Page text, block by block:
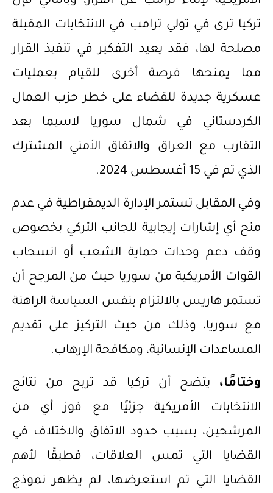
تركيا ترى في تولي ترامب في الانتخابات المقبلة
مصلحة لها، فقد يعيد التفكير في تنفيذ القرار
مما يمنحها فرصة أخرى للقيام بعمليات
عسكرية جديدة للقضاء على خطر حزب العمال
الكردستاني في شمال سوريا لاسيما بعد
التقارب مع العراق والاتفاق الأمني المشترك
الذي تم في 15 أغسطس 2024.
وفي المقابل تستمر الإدارة الديمقراطية في عدم
منح أي إشارات إيجابية للجانب التركي بخصوص
وقف دعم وحدات حماية الشعب أو انسحاب
القوات الأمريكية من سوريا حيث من المرجح أن
تستمر هاريس بالالتزام بنفس السياسة الراهنة
مع سوريا، وذلك من حيث التركيز على تقديم
المساعدات الإنسانية، ومكافحة الإرهاب.
وختامًا، يتضح أن تركيا قد تربح من نتائج
الانتخابات الأمريكية جزئيًا مع فوز أي من
المرشحين، بسبب حدود الاتفاق والاختلاف في
القضايا التي تمس العلاقات، فطبقًا لأهم
القضايا التي تم استعرضها، لم يظهر نموذج